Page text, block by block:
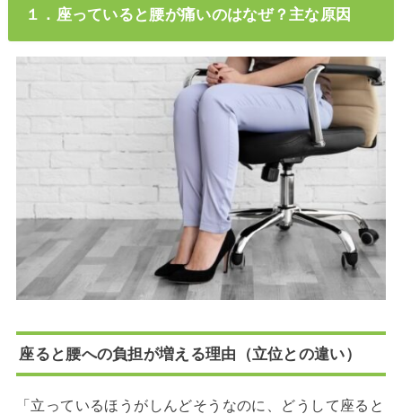
１．座っていると腰が痛いのはなぜ？主な原因
座ると腰への負担が増える理由（立位との違い）
「立っているほうがしんどそうなのに、どうして座ると